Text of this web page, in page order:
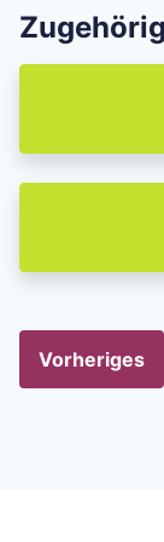
Vorheriges